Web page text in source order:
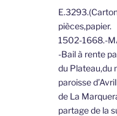
pièces,papier.
1502-1668.-
-Bail à rente
du Plateau,du
paroisse
de La
partage de la